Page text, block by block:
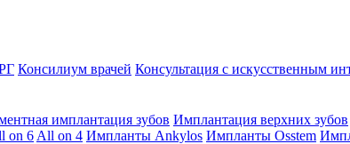
Консилиум врачей Консультация с искусственным
имплантация зубов Имплантация верхних зубов
on 6 All on 4 Импланты Ankylos Импланты Osstem